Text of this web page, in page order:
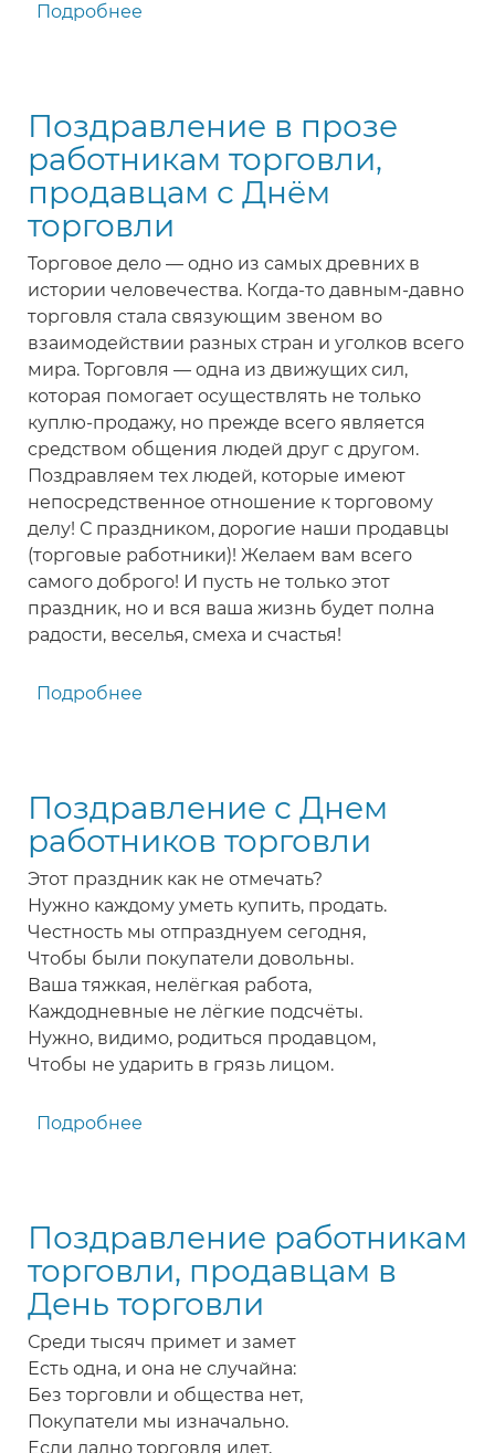
Подробнее
работника
торговли
в
прозе
Поздравление в прозе
работникам торговли,
продавцам с Днём
торговли
Торговое дело — одно из самых древних в
истории человечества. Когда-то давным-давно
торговля стала связующим звеном во
взаимодействии разных стран и уголков всего
мира. Торговля — одна из движущих сил,
которая помогает осуществлять не только
куплю-продажу, но прежде всего является
средством общения людей друг с другом.
Поздравляем тех людей, которые имеют
непосредственное отношение к торговому
делу! С праздником, дорогие наши продавцы
(торговые работники)! Желаем вам всего
самого доброго! И пусть не только этот
праздник, но и вся ваша жизнь будет полна
радости, веселья, смеха и счастья!
Подробнее
работникам
торговли,
продавцам
с
Днём
торговли
Поздравление с Днем
работников торговли
Этот праздник как не отмечать?
Нужно каждому уметь купить, продать.
Честность мы отпразднуем сегодня,
Чтобы были покупатели довольны.
Ваша тяжкая, нелёгкая работа,
Каждодневные не лёгкие подсчёты.
Нужно, видимо, родиться продавцом,
Чтобы не ударить в грязь лицом.
Подробнее
работников
торговли
Поздравление работникам
торговли, продавцам в
День торговли
Среди тысяч примет и замет
Есть одна, и она не случайна:
Без торговли и общества нет,
Покупатели мы изначально.
Если ладно торговля идет,